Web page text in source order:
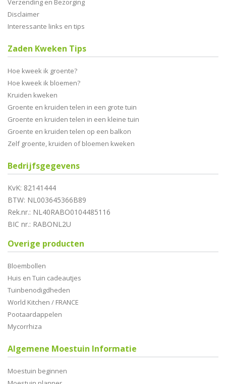
Verzending en Bezorging
Disclaimer
Interessante links en tips
Zaden Kweken Tips
Hoe kweek ik groente?
Hoe kweek ik bloemen?
Kruiden kweken
Groente en kruiden telen in een grote tuin
Groente en kruiden telen in een kleine tuin
Groente en kruiden telen op een balkon
Zelf groente, kruiden of bloemen kweken
Bedrijfsgegevens
KvK: 82141444
BTW: NL003645366B89
Rek.nr.: NL40RABO0104485116
BIC nr.: RABONL2U
Overige producten
Bloembollen
Huis en Tuin cadeautjes
Tuinbenodigdheden
World Kitchen / FRANCE
Pootaardappelen
Mycorrhiza
Algemene Moestuin Informatie
Moestuin beginnen